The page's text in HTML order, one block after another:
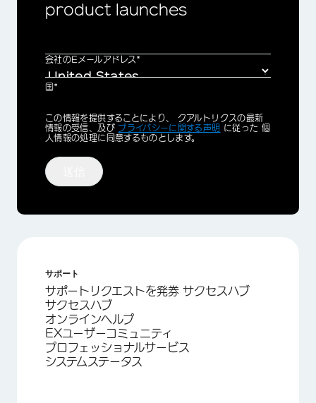
product launches
会社のEメールアドレス*
国*
Privacy
Optin
この情報を提供することにより、 クアルトリクスの最新
情報の受信、及び プライバシーに関する声明 に従った 個
人情報の処理に同意するものとします。
サポート
サポートリクエストを発券 サクセスハブ
サクセスハブ
オンラインヘルプ
EXユーザーコミュニティ
プロフェッショナルサービス
システムステータス